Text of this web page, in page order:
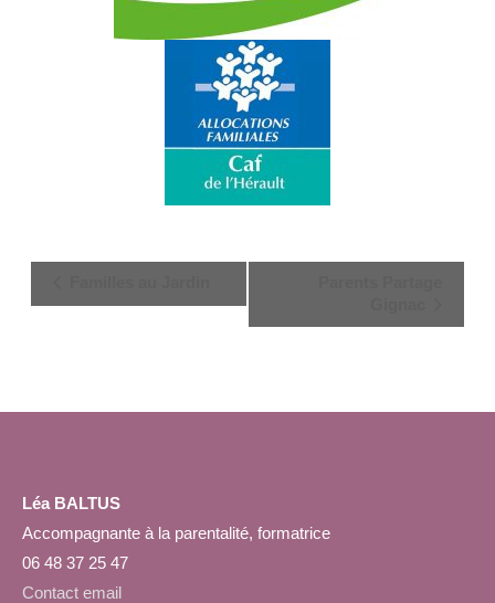
Évènement
Léa BALTUS
Accompagnante à la parentalité, formatrice
06 48 37 25 47
Contact email